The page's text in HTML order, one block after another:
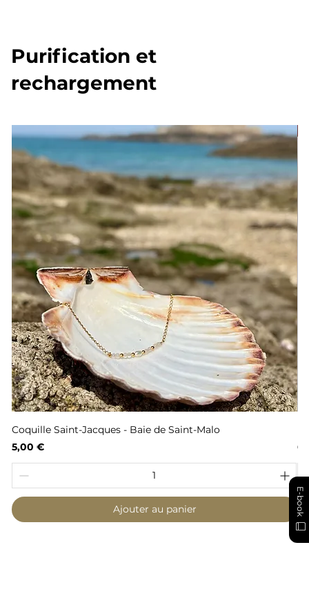
Purification et
rechargement
Coquille Saint-Jacques - Baie de Saint-Malo
Prix
5,00 €
Ajouter au panier E-book